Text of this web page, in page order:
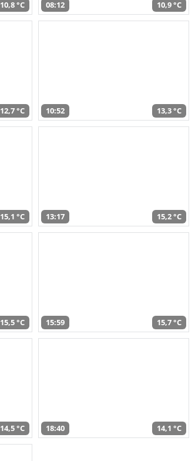
10,8 °C 08:12 10,9 °C
12,7 °C 10:52 13,3 °C
15,1 °C 13:17 15,2 °C
15,5 °C 15:59 15,7 °C
14,5 °C 18:40 14,1 °C